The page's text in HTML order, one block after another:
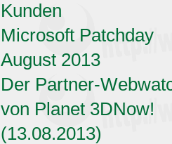
Kunden
Microsoft Patchday
August 2013
Der Partner-
von Planet 3DNow!
(13.08.2013)